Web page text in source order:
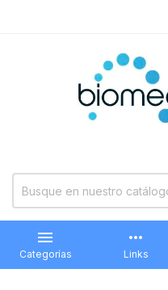

Categorías
more_horiz
Links